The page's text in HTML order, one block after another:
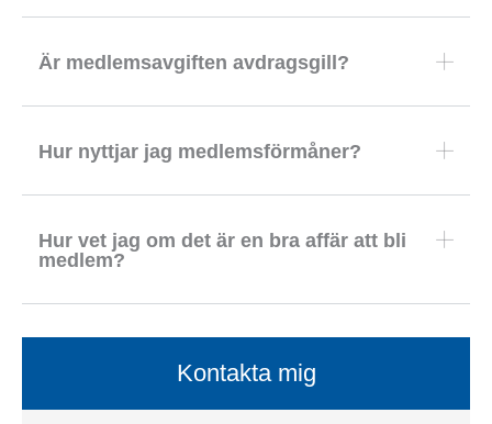
Är medlemsavgiften avdragsgill?
Hur nyttjar jag medlemsförmåner?
Hur vet jag om det är en bra affär att bli
medlem?
Kontakta mig